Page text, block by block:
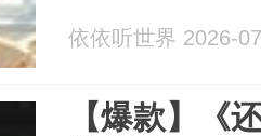
依依听世界 2026-
【爆款】《